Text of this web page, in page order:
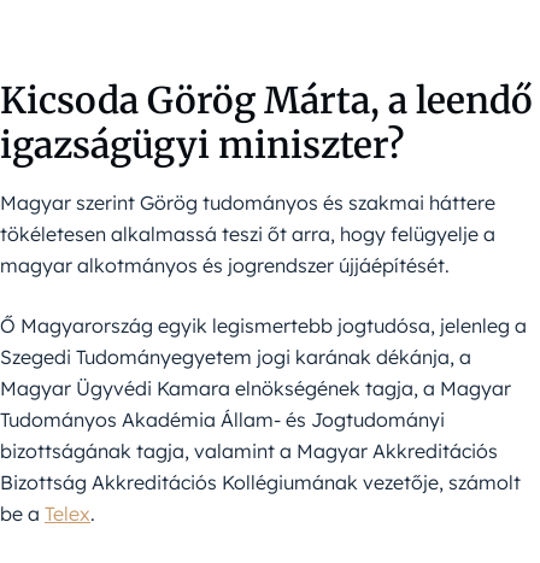
Kicsoda Görög Márta, a leendő
igazságügyi miniszter?
Magyar szerint Görög tudományos és szakmai háttere
tökéletesen alkalmassá teszi őt arra, hogy felügyelje a
magyar alkotmányos és jogrendszer újjáépítését.
Ő Magyarország egyik legismertebb jogtudósa, jelenleg a
Szegedi Tudományegyetem jogi karának dékánja, a
Magyar Ügyvédi Kamara elnökségének tagja, a Magyar
Tudományos Akadémia Állam- és Jogtudományi
bizottságának tagja, valamint a Magyar Akkreditációs
Bizottság Akkreditációs Kollégiumának vezetője, számolt
be a Telex.